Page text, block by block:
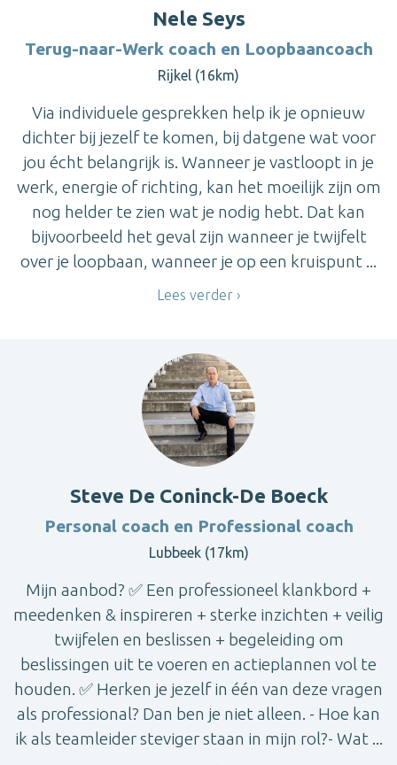
Nele Seys
Terug-naar-Werk coach en Loopbaancoach
Rijkel (16km)
Via individuele gesprekken help ik je opnieuw
dichter bij jezelf te komen, bij datgene wat voor
jou écht belangrijk is. Wanneer je vastloopt in je
werk, energie of richting, kan het moeilijk zijn om
nog helder te zien wat je nodig hebt. Dat kan
bijvoorbeeld het geval zijn wanneer je twijfelt
over je loopbaan, wanneer je op een kruispunt ...
Lees verder
Steve De Coninck-De Boeck
Personal coach en Professional coach
Lubbeek (17km)
Mijn aanbod? ✅ Een professioneel klankbord +
meedenken & inspireren + sterke inzichten + veilig
twijfelen en beslissen + begeleiding om
beslissingen uit te voeren en actieplannen vol te
houden. ✅ Herken je jezelf in één van deze vragen
als professional? Dan ben je niet alleen. - Hoe kan
ik als teamleider steviger staan in mijn rol?- Wat ...